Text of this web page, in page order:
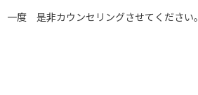
一度 是非カウンセリングさせてください。